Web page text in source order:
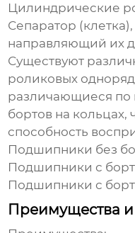
Цилиндрические
Сепаратор
направляющий их
Существуют
роликовых
различающиеся по
бортов на кольцах,
способность
Подшипники без
Подшипники с
Подшипники с
Преимущества и